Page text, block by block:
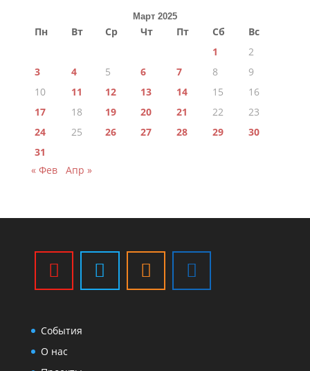
Март 2025
Пн Вт Ср Чт Пт Сб
Вс
1
2
3
4 5 6 7 8
9
10
11 12 13 14 15
16
17
18 19 20 21 22
23
24
25 26 27 28 29
30
31
« Фев
Апр »
События
О нас